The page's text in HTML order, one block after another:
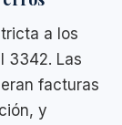
a los
3342. Las
facturas
y